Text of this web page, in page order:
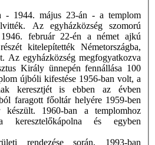
- 1944. május 23-án - a templom
Az egyházközség szomorú
február 22-én a német ajkú
kitelepítették Németországba,
Az egyházközség megfogyatkozva
Király ünnepén fennállása 100
újbóli kifestése 1956-ban volt, a
keresztjét is ebben az évben
faragott főoltár helyére 1959-ben
1960-ban a templomhoz
keresztelőkápolna és egyben
rendezése során, 1993-ban